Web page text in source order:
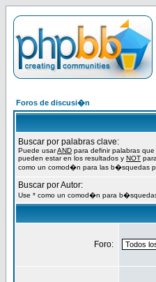
Foros de discusi�n
Buscar por palabras clave:
Puede usarAND para definir palabras
pueden estar en los resultados y NOT
como un comod�n para las b�squedas
Buscar por Autor:
Use * como un comod�n para
Foro: